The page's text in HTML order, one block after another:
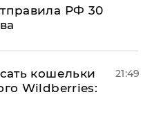
РФ 30
кошельки
Wildberries:
21:49